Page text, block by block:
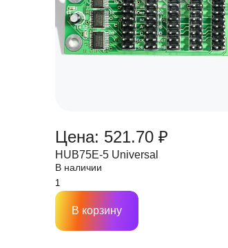
Цена: 521.70 ₽
HUB75E-5 Universal
В наличии
В корзину